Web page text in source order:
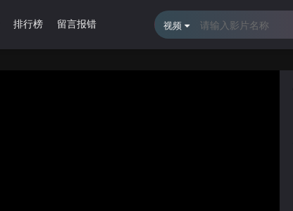
排行榜 留言报错 视频